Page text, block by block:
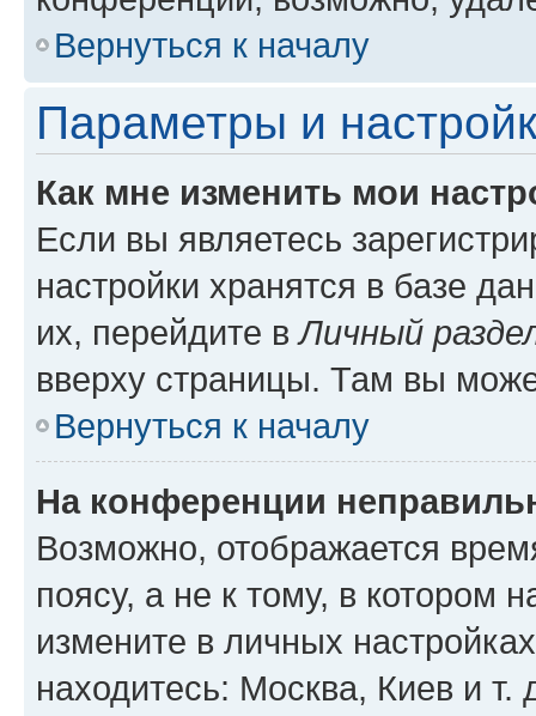
Вернуться к началу
Параметры и
Как мне изменить мои
Если вы являетесь
настройки хранятся в базе
их, перейдите вЛичный
вверху страницы. Там вы
Вернуться к началу
На конференции
Возможно, отображается
поясу, а не к тому, в котором
измените в личных
находитесь: Москва, Киев и т.